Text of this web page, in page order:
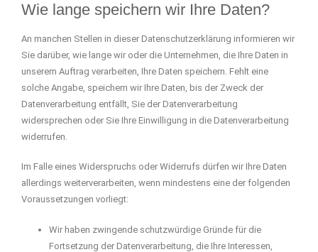
Wie lange speichern wir Ihre Daten?
An manchen Stellen in dieser Datenschutzerklärung informieren wir
Sie darüber, wie lange wir oder die Unternehmen, die Ihre Daten in
unserem Auftrag verarbeiten, Ihre Daten speichern. Fehlt eine
solche Angabe, speichern wir Ihre Daten, bis der Zweck der
Datenverarbeitung entfällt, Sie der Datenverarbeitung
widersprechen oder Sie Ihre Einwilligung in die Datenverarbeitung
widerrufen.
Im Falle eines Widerspruchs oder Widerrufs dürfen wir Ihre Daten
allerdings weiterverarbeiten, wenn mindestens eine der folgenden
Voraussetzungen vorliegt:
Wir haben zwingende schutzwürdige Gründe für die
Fortsetzung der Datenverarbeitung, die Ihre Interessen,